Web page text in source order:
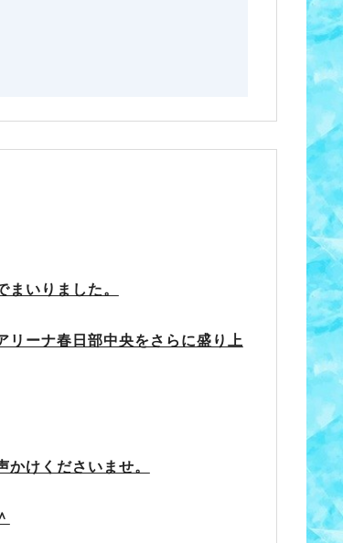
まいりました。
リーナ春日部中央をさらに盛り上
かけくださいませ。